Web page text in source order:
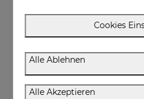
Cookies
Alle Ablehnen
Alle Akzeptieren